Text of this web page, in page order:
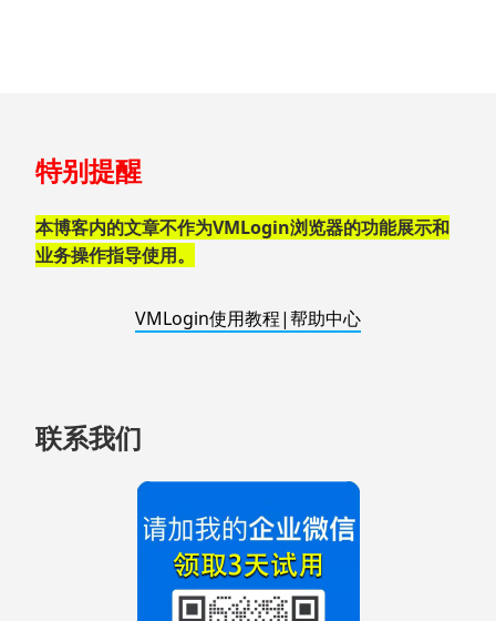
至
脚
特别提醒
本博客内的文章不作为VMLogin浏览器的功能展示和
业务操作指导使用。
VMLogin使用教程|帮助中心
联系我们